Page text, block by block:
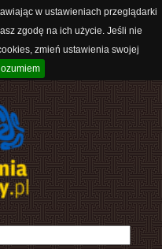
w ustawieniach przeglądarki
zgodę na ich użycie. Jeśli nie
zmień ustawienia swojej